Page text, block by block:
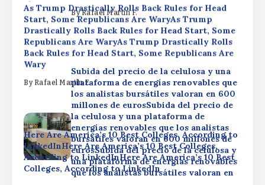
ByRafael Martín F.
As Trump Drastically Rolls Back Rules for Head
Start, Some Republicans Are WaryAs Trump
Drastically Rolls Back Rules for Head Start, Some
Republicans Are WaryAs Trump Drastically Rolls
Back Rules for Head Start, Some Republicans Are
Wary
By Rafael Martín F.
Subida del precio de la celulosa y una
plataforma de energías renovables que
los analistas bursátiles valoran en 600
millones de eurosSubida del precio de
la celulosa y una plataforma de
energías renovables que los analistas
bursátiles valoran en 600 millones de
eurosSubida del precio de la celulosa y
una plataforma de energías renovables
que los analistas bursátiles valoran en
Here Are America’s 10 Best Colleges, According to
LinkedInHere Are America’s 10 Best Colleges,
According to LinkedInHere Are America’s 10 Best
Colleges, According to LinkedIn